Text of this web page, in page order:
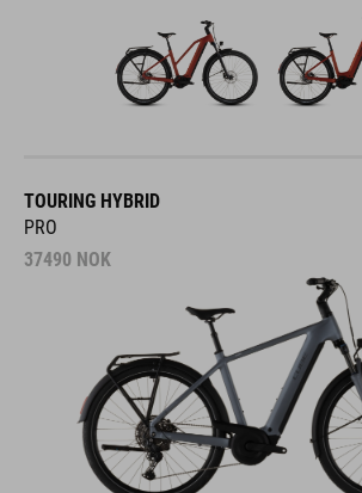
TOURING HYBRID
PRO
37490 NOK